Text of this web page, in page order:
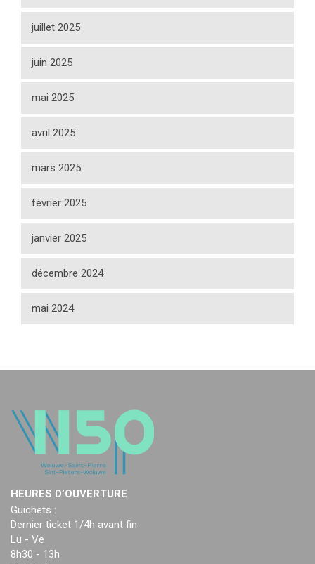
juillet 2025
juin 2025
mai 2025
avril 2025
mars 2025
février 2025
janvier 2025
décembre 2024
mai 2024
HEURES D’OUVERTURE
Guichets :
Dernier ticket 1/4h avant fin
Lu - Ve
8h30 - 13h